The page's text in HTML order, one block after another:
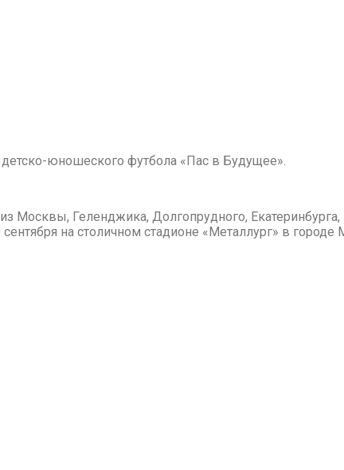
юношеского футбола «Пас в Будущее».
Москвы, Геленджика, Долгопрудного,
на столичном стадионе «Металлург» в городе